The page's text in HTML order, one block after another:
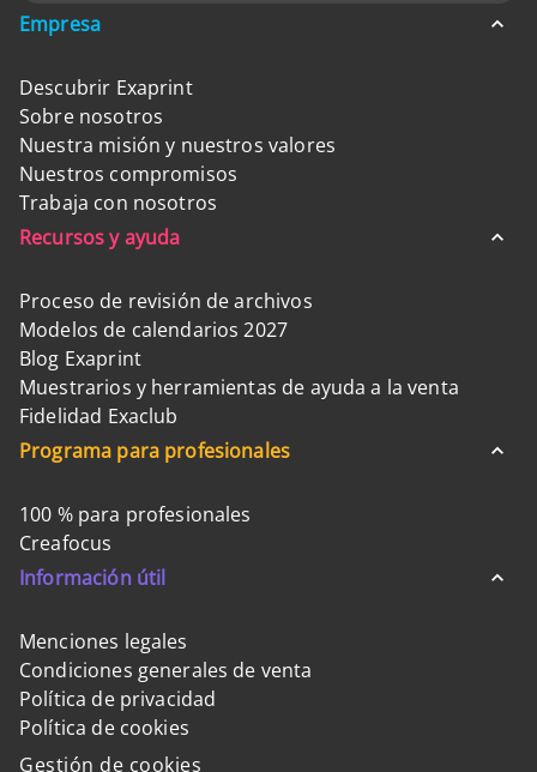
Empresa
Descubrir Exaprint
Sobre nosotros
Nuestra misión y nuestros valores
Nuestros compromisos
Trabaja con nosotros
Recursos y ayuda
Proceso de revisión de archivos
Modelos de calendarios 2027
Blog Exaprint
Muestrarios y herramientas de ayuda a la venta
Fidelidad Exaclub
Programa para profesionales
100 % para profesionales
Creafocus
Información útil
Menciones legales
Condiciones generales de venta
Política de privacidad
Política de cookies
Gestión de cookies